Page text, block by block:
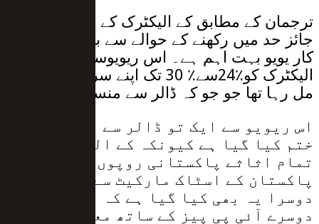
ترجمان کے مطابق کے الیکٹرک کے منافع کو ایک
جائز حد میں رکھنے کے حوالے سے بھی یہ نیپرا
کار یویو بہت اہم ہے۔ اس ریویوسے پہلے کے
الیکٹرک کو٪24سے٪ 30 تک اپنے سرمایے پر منافع
مل رہا تھا جو جو کہ ڈالر سے منسلک تھا۔
اس ریویو سے ایک تو ڈالر سے منسلک کرنا
ختم کیا گیا ہے کیونکہ کے الیکٹرک کے
تمام اثاثے پاکستانی روپوں اور
پاکستان کے اسٹاک مارکیٹ سے مسلک ہیں
دوسرا یہ بھی کیا گیا ہے کہ ملک کے
دوسرے آئی پی پیز کے ساتھ معاہدوں کی